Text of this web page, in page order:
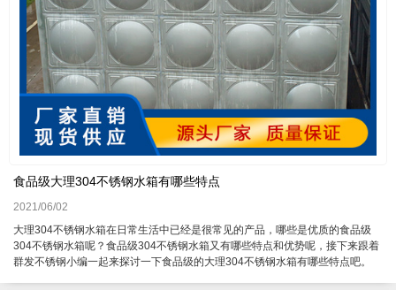
食品级大理304不锈钢水箱有哪些特点
2021/06/02
大理304不锈钢水箱在日常生活中已经是很常见的产品，哪些是优质的食品级
304不锈钢水箱呢？食品级304不锈钢水箱又有哪些特点和优势呢，接下来跟着
群发不锈钢小编一起来探讨一下食品级的大理304不锈钢水箱有哪些特点吧。